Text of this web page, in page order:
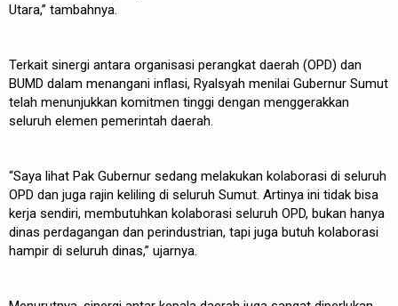
Utara,” tambahnya.
Terkait sinergi antara organisasi perangkat daerah (OPD) dan
BUMD dalam menangani inflasi, Ryalsyah menilai Gubernur Sumut
telah menunjukkan komitmen tinggi dengan menggerakkan
seluruh elemen pemerintah daerah.
“Saya lihat Pak Gubernur sedang melakukan kolaborasi di seluruh
OPD dan juga rajin keliling di seluruh Sumut. Artinya ini tidak bisa
kerja sendiri, membutuhkan kolaborasi seluruh OPD, bukan hanya
dinas perdagangan dan perindustrian, tapi juga butuh kolaborasi
hampir di seluruh dinas,” ujarnya.